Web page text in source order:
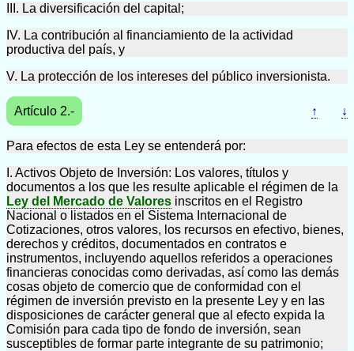
III. La diversificación del capital;
IV. La contribución al financiamiento de la actividad
productiva del país, y
V. La protección de los intereses del público inversionista.
Artículo 2.- ↑ ↓
Para efectos de esta Ley se entenderá por:
I. Activos Objeto de Inversión: Los valores, títulos y
documentos a los que les resulte aplicable el régimen de la
Ley del Mercado de Valores inscritos en el Registro
Nacional o listados en el Sistema Internacional de
Cotizaciones, otros valores, los recursos en efectivo, bienes,
derechos y créditos, documentados en contratos e
instrumentos, incluyendo aquellos referidos a operaciones
financieras conocidas como derivadas, así como las demás
cosas objeto de comercio que de conformidad con el
régimen de inversión previsto en la presente Ley y en las
disposiciones de carácter general que al efecto expida la
Comisión para cada tipo de fondo de inversión, sean
susceptibles de formar parte integrante de su patrimonio;